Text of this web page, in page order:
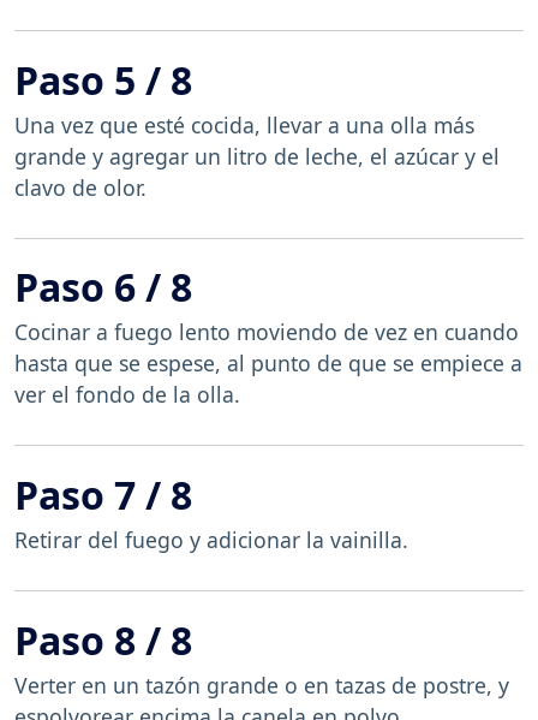
Paso 5 / 8
Una vez que esté cocida, llevar a una olla más
grande y agregar un litro de leche, el azúcar y el
clavo de olor.
Paso 6 / 8
Cocinar a fuego lento moviendo de vez en cuando
hasta que se espese, al punto de que se empiece a
ver el fondo de la olla.
Paso 7 / 8
Retirar del fuego y adicionar la vainilla.
Paso 8 / 8
Verter en un tazón grande o en tazas de postre, y